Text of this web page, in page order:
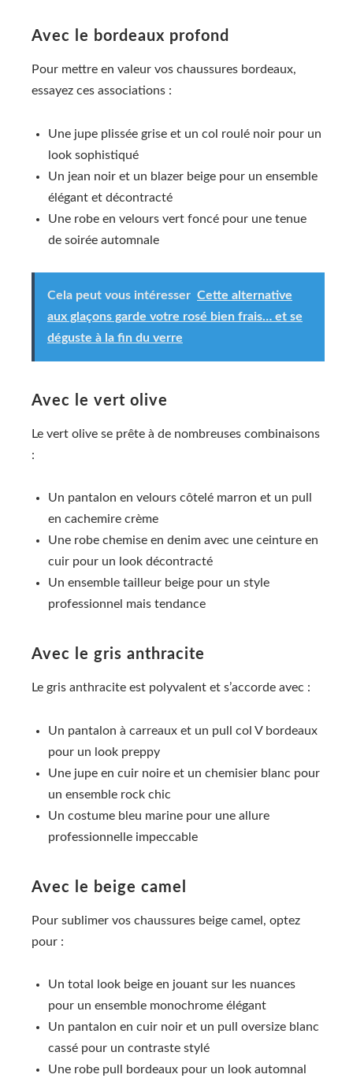
Avec le bordeaux profond
Pour mettre en valeur vos chaussures bordeaux,
essayez ces associations :
Une jupe plissée grise et un col roulé noir pour un
look sophistiqué
Un jean noir et un blazer beige pour un ensemble
élégant et décontracté
Une robe en velours vert foncé pour une tenue
de soirée automnale
Cela peut vous intéresser Cette alternative
aux glaçons garde votre rosé bien frais… et se
déguste à la fin du verre
Avec le vert olive
Le vert olive se prête à de nombreuses combinaisons
:
Un pantalon en velours côtelé marron et un pull
en cachemire crème
Une robe chemise en denim avec une ceinture en
cuir pour un look décontracté
Un ensemble tailleur beige pour un style
professionnel mais tendance
Avec le gris anthracite
Le gris anthracite est polyvalent et s’accorde avec :
Un pantalon à carreaux et un pull col V bordeaux
pour un look preppy
Une jupe en cuir noire et un chemisier blanc pour
un ensemble rock chic
Un costume bleu marine pour une allure
professionnelle impeccable
Avec le beige camel
Pour sublimer vos chaussures beige camel, optez
pour :
Un total look beige en jouant sur les nuances
pour un ensemble monochrome élégant
Un pantalon en cuir noir et un pull oversize blanc
cassé pour un contraste stylé
Une robe pull bordeaux pour un look automnal